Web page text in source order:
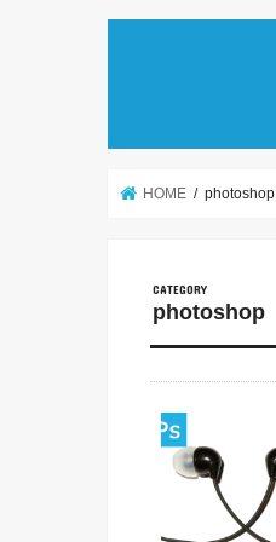
HOME photoshop
photoshop